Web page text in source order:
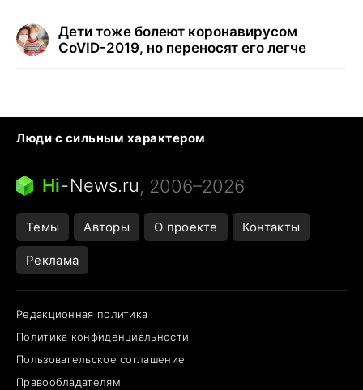
Дети тоже болеют коронавирусом
CoVID-2019, но переносят его легче
Люди с сильным характером
Кошка писает на кровать
Тунцы в океанариуме
Ядовитые пауки России
Города в ядерной войне
Открытие в Google Maps
Hi-News.ru, 2006–2026
Темы Авторы О проекте Контакты
Реклама
Редакционная политика
Политика конфиденциальности
Пользовательское соглашение
Правообладателям